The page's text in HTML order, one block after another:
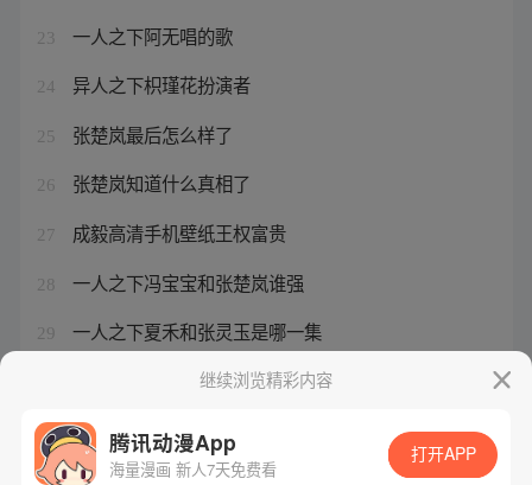
23 一人之下阿无唱的歌
24 异人之下枳瑾花扮演者
25 张楚岚最后怎么样了
26 张楚岚知道什么真相了
27 成毅高清手机壁纸王权富贵
28 一人之下冯宝宝和张楚岚谁强
29 一人之下夏禾和张灵玉是哪一集
张灵玉那样的发型叫什么名字
继续浏览精彩内容
腾讯动漫App
海量漫画 新人7天免费看
打开APP